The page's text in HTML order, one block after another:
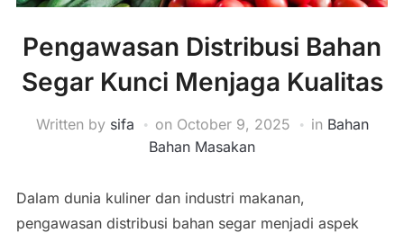
Pengawasan Distribusi Bahan
Segar Kunci Menjaga Kualitas
Written by sifa on October 9, 2025 in Bahan
Bahan Masakan
Dalam dunia kuliner dan industri makanan,
pengawasan distribusi bahan segar menjadi aspek